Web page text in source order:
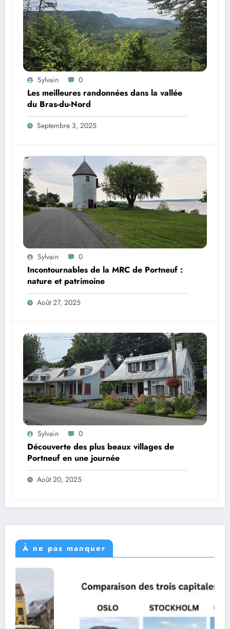
Sylvain 0
Les meilleures randonnées dans la vallée
du Bras-du-Nord
Septembre 3, 2025
Sylvain 0
Incontournables de la MRC de Portneuf :
nature et patrimoine
Août 27, 2025
Sylvain 0
Découverte des plus beaux villages de
Portneuf en une journée
Août 20, 2025
À ne pas manquer